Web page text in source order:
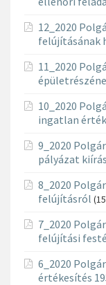
12_2020
felújításának
11_2020
10_2020
ingatlan
9_2020
pályázat
8_2020
felújításról
7_2020
felújítási
6_2020
értékesítés